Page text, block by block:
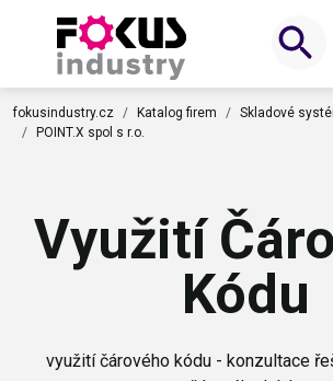
fokusindustry.cz Katalog firem
Skladové
POINT.X spol s r.o.
Využití
Kódu
využití čárového kódu - konzultace